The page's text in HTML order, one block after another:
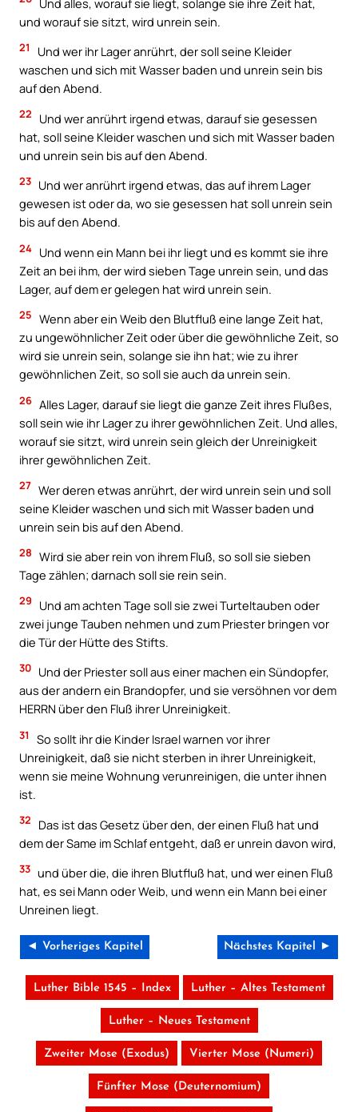
und worauf sie sitzt, wird unrein sein.
21
Und wer ihr Lager anrührt, der soll seine Kleider
waschen und sich mit Wasser baden und unrein sein bis
auf den Abend.
22
Und wer anrührt irgend etwas, darauf sie gesessen
hat, soll seine Kleider waschen und sich mit Wasser baden
und unrein sein bis auf den Abend.
23 Und wer anrührt irgend etwas, das auf ihrem Lager
gewesen ist oder da, wo sie gesessen hat soll unrein sein
bis auf den Abend.
24 Und wenn ein Mann bei ihr liegt und es kommt sie ihre
Zeit an bei ihm, der wird sieben Tage unrein sein, und das
Lager, auf dem er gelegen hat wird unrein sein.
25 Wenn aber ein Weib den Blutfluß eine lange Zeit hat,
zu ungewöhnlicher Zeit oder über die gewöhnliche Zeit, so
wird sie unrein sein, solange sie ihn hat; wie zu ihrer
gewöhnlichen Zeit, so soll sie auch da unrein sein.
26 Alles Lager, darauf sie liegt die ganze Zeit ihres Flußes,
soll sein wie ihr Lager zu ihrer gewöhnlichen Zeit. Und alles,
worauf sie sitzt, wird unrein sein gleich der Unreinigkeit
ihrer gewöhnlichen Zeit.
27 Wer deren etwas anrührt, der wird unrein sein und soll
seine Kleider waschen und sich mit Wasser baden und
unrein sein bis auf den Abend.
28 Wird sie aber rein von ihrem Fluß, so soll sie sieben
Tage zählen; darnach soll sie rein sein.
29
Und am achten Tage soll sie zwei Turteltauben oder
zwei junge Tauben nehmen und zum Priester bringen vor
die Tür der Hütte des Stifts.
30 Und der Priester soll aus einer machen ein Sündopfer,
aus der andern ein Brandopfer, und sie versöhnen vor dem
HERRN über den Fluß ihrer Unreinigkeit.
31
So sollt ihr die Kinder Israel warnen vor ihrer
Unreinigkeit, daß sie nicht sterben in ihrer Unreinigkeit,
wenn sie meine Wohnung verunreinigen, die unter ihnen
ist.
32
Das ist das Gesetz über den, der einen Fluß hat und
dem der Same im Schlaf entgeht, daß er unrein davon wird,
33 und über die, die ihren Blutfluß hat, und wer einen Fluß
hat, es sei Mann oder Weib, und wenn ein Mann bei einer
Unreinen liegt.
◄ Vorheriges Kapitel Nächstes Kapitel ►
Luther Bible 1545 – Index Luther – Altes Testament
Luther – Neues Testament
Zweiter Mose (Exodus) Vierter Mose (Numeri)
Fünfter Mose (Deuternomium)